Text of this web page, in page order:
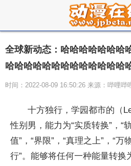
全球新动态：哈哈哈哈哈哈哈
哈哈哈哈哈哈哈哈哈哈哈哈哈
时间：2022-08-09 16:50:26 来源：哔哩哔
十方独行，学园都市的（
性别男，能力为“实质转换”，“
值”，“界限”，“真理之上”，“万
行”。能够将任何一种能量转换